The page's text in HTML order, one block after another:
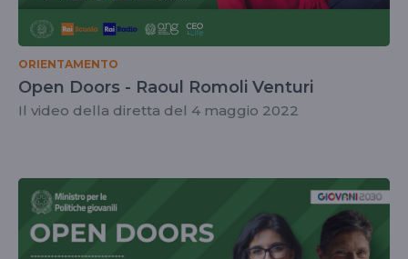
ORIENTAMENTO
Open Doors - Raoul Romoli Venturi
Il video della diretta del 4 maggio 2022